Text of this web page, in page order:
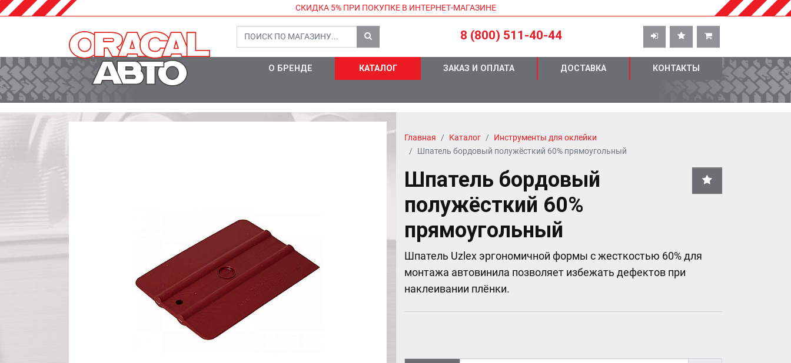
СКИДКА 5% ПРИ ПОКУПКЕ В ИНТЕРНЕТ-МАГАЗИНЕ
8 (800) 511-40-44
О БРЕНДЕ КАТАЛОГ ЗАКАЗ И ОПЛАТА ДОСТАВКА КОНТАКТЫ
Главная Каталог
Инструменты для оклейки
Шпатель бордовый полужёсткий 60% прямоугольный
Шпатель бордовый
полужёсткий 60%
прямоугольный
Шпатель Uzlex эргономичной формы с жесткостью 60% для
монтажа автовинила позволяет избежать дефектов при
наклеивании плёнки.